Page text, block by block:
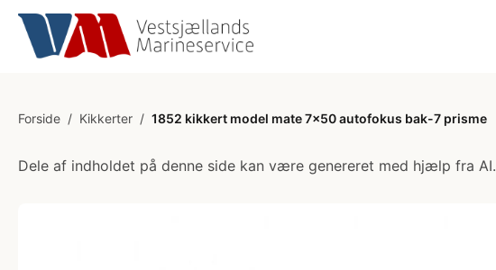
Forside / Kikkerter / 1852 kikkert model mate 7x50 autofokus bak-7 prisme
Dele af indholdet på denne side kan være genereret med hjælp fra AI.